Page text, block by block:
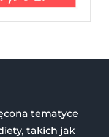
tematyce
takich jak